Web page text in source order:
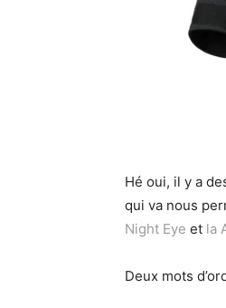
Hé oui, il y a
qui va nous
Night Eye et la
Deux mots